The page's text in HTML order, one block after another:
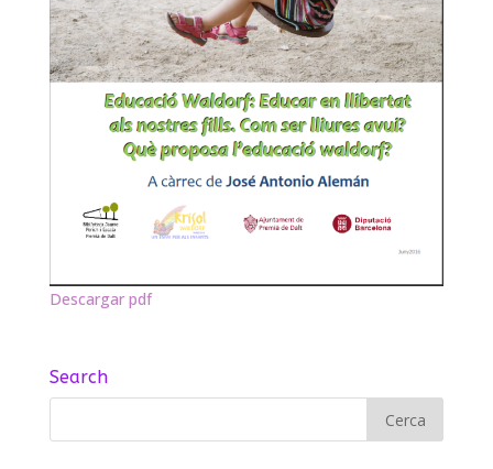
Descargar pdf
Search